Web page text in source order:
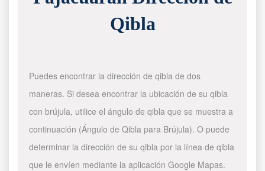
Qibla
Puedes encontrar la dirección de qibla de dos
maneras. Si desea encontrar la ubicación de su qibla
con brújula, utilice el ángulo de qibla que se muestra a
continuación (Ángulo de Qibla para Brújula). O puede
determinar la dirección de su qibla por la línea de qibla
que le envíen mediante la aplicación Google Mapas.